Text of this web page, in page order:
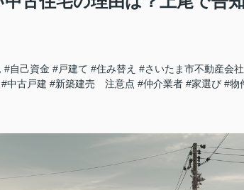
#自己資金 #戸建て #住み替え #さいたま市不動産会社
#中古戸建 #新築建売 注意点 #仲介業者 #家選び #物